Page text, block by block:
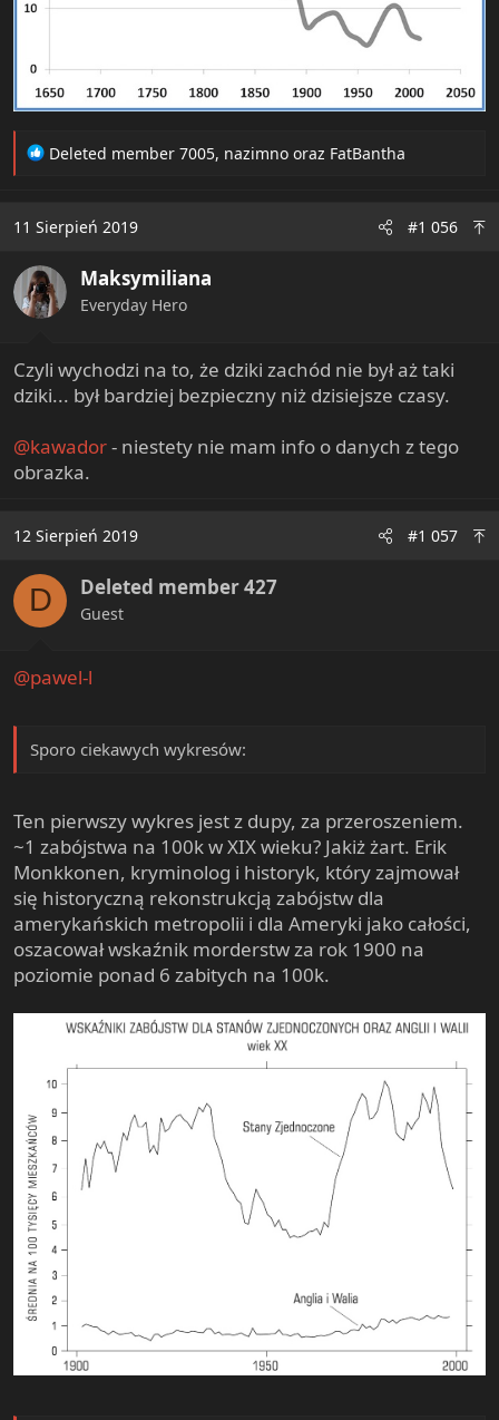
R
t
o
n
s
Deleted member 7005, nazimno oraz FatBantha
11 Sierpień 2019 #1 056
Maksymiliana
Everyday Hero
Czyli wychodzi na to, że dziki zachód nie był aż taki
dziki... był bardziej bezpieczny niż dzisiejsze czasy.
@kawador- niestety nie mam info o danych z tego
obrazka.
12 Sierpień 2019 #1 057
D Deleted member 427
Guest
@pawel-l
Sporo ciekawych wykresów:
Ten pierwszy wykres jest z dupy, za przeroszeniem.
~1 zabójstwa na 100k w XIX wieku? Jakiż żart. Erik
Monkkonen, kryminolog i historyk, który zajmował
się historyczną rekonstrukcją zabójstw dla
amerykańskich metropolii i dla Ameryki jako całości,
oszacował wskaźnik morderstw za rok 1900 na
poziomie ponad 6 zabitych na 100k.